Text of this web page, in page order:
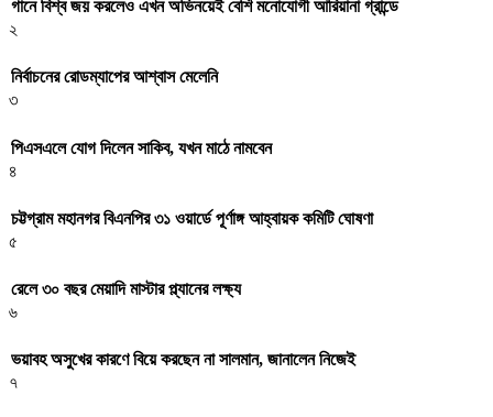
গানে বিশ্ব জয় করলেও এখন অভিনয়েই বেশি মনোযোগী আরিয়ানা গ্রান্ডে
২
নির্বাচনের রোডম্যাপের আশ্বাস মেলেনি
৩
পিএসএলে যোগ দিলেন সাকিব, যখন মাঠে নামবেন
৪
চট্টগ্রাম মহানগর বিএনপির ৩১ ওয়ার্ডে পূর্ণাঙ্গ আহ্বায়ক কমিটি ঘোষণা
৫
রেলে ৩০ বছর মেয়াদি মাস্টার প্ল্যানের লক্ষ্য
৬
ভয়াবহ অসুখের কারণে বিয়ে করছেন না সালমান, জানালেন নিজেই
৭